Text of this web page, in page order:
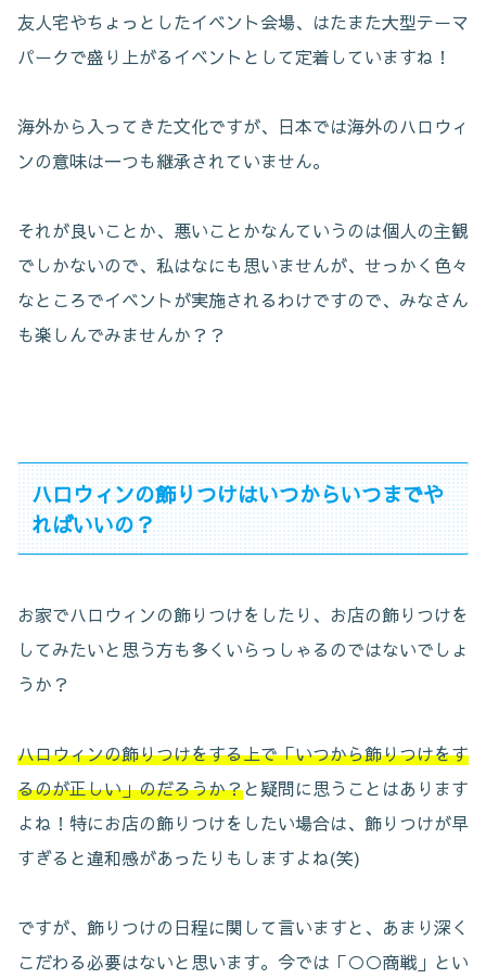
友人宅やちょっとしたイベント会場、はたまた大型テーマ
パークで盛り上がるイベントとして定着していますね！
海外から入ってきた文化ですが、日本では海外のハロウィ
ンの意味は一つも継承されていません。
それが良いことか、悪いことかなんていうのは個人の主観
でしかないので、私はなにも思いませんが、せっかく色々
なところでイベントが実施されるわけですので、みなさん
も楽しんでみませんか？？
ハロウィンの飾りつけはいつからいつまでや
ればいいの？
お家でハロウィンの飾りつけをしたり、お店の飾りつけを
してみたいと思う方も多くいらっしゃるのではないでしょ
うか？
ハロウィンの飾りつけをする上で「いつから飾りつけをす
るのが正しい」のだろうか？と疑問に思うことはあります
よね！特にお店の飾りつけをしたい場合は、飾りつけが早
すぎると違和感があったりもしますよね(笑)
ですが、飾りつけの日程に関して言いますと、あまり深く
こだわる必要はないと思います。今では「○○商戦」とい